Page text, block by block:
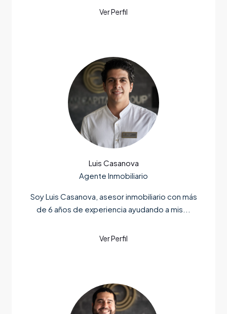
Luis Casanova
Agente Inmobiliario
Soy Luis Casanova, asesor inmobiliario con más
de 6 años de experiencia ayudando a mis...